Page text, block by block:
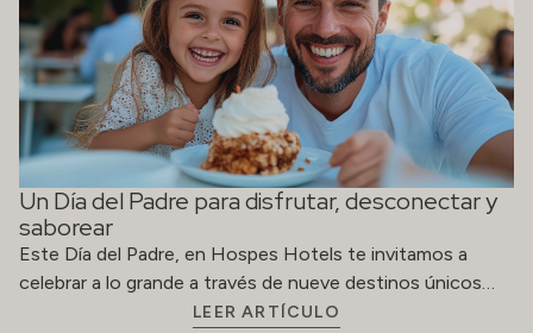
Un Día del Padre para disfrutar, desconectar y
saborear
Este Día del Padre, en Hospes Hotels te invitamos a
celebrar a lo grande a través de nueve destinos únicos…
LEER ARTÍCULO